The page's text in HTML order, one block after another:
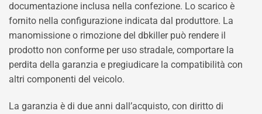
documentazione inclusa nella confezione. Lo scarico è
fornito nella configurazione indicata dal produttore. La
manomissione o rimozione del dbkiller può rendere il
prodotto non conforme per uso stradale, comportare la
perdita della garanzia e pregiudicare la compatibilità con
altri componenti del veicolo.
La garanzia è di due anni dall’acquisto, con diritto di